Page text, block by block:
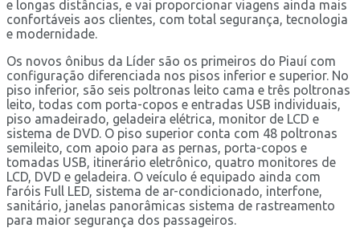
e longas distâncias, e vai proporcionar viagens ainda mais
confortáveis aos clientes, com total segurança, tecnologia
e modernidade.
Os novos ônibus da Líder são os primeiros do Piauí com
configuração diferenciada nos pisos inferior e superior. No
piso inferior, são seis poltronas leito cama e três poltronas
leito, todas com porta-copos e entradas USB individuais,
piso amadeirado, geladeira elétrica, monitor de LCD e
sistema de DVD. O piso superior conta com 48 poltronas
semileito, com apoio para as pernas, porta-copos e
tomadas USB, itinerário eletrônico, quatro monitores de
LCD, DVD e geladeira. O veículo é equipado ainda com
faróis Full LED, sistema de ar-condicionado, interfone,
sanitário, janelas panorâmicas sistema de rastreamento
para maior segurança dos passageiros.